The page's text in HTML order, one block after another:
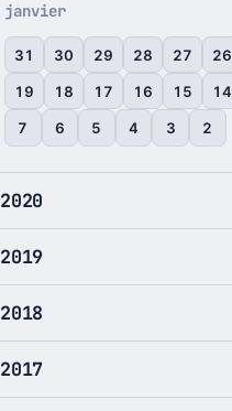
janvier
31 30 29 28 27 26
19 18 17 16 15 14
7 6 5 4 3 2
2020
2019
2018
2017